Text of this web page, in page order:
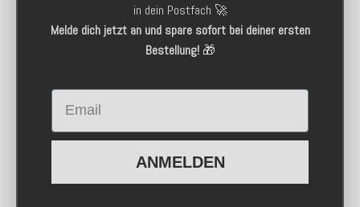
in dein Postfach 🚀
Melde dich jetzt an und spare sofort bei deiner ersten
Bestellung!🎁
Email
ANMELDEN